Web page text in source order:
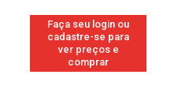
Faça seu login ou
cadastre-se para
ver preços e
comprar